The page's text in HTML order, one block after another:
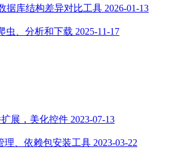
据库结构差异对比工具 2026-01-13
虫、分析和下载 2025-11-17
扩展，美化控件 2023-07-13
理、依赖包安装工具 2023-03-22